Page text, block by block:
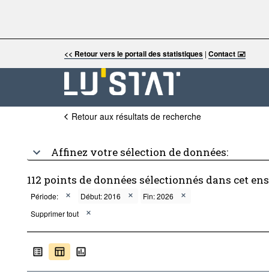
<< Retour vers le portail des statistiques| Contact 🖃
Retour aux résultats de recherche
Affinez votre sélection de données:
112 points de données sélectionnés dans cet
Période: Début: 2016
Fin: 2026
Supprimer tout